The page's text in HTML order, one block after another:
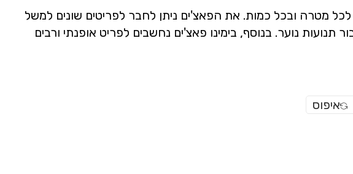
מטרה ובכל כמות. את הפאצ'ים ניתן לחבר לפריטים שונים למשל
תנועות נוער. בנוסף, בימינו פאצ'ים נחשבים לפריט אופנתי ורבים
איפוס